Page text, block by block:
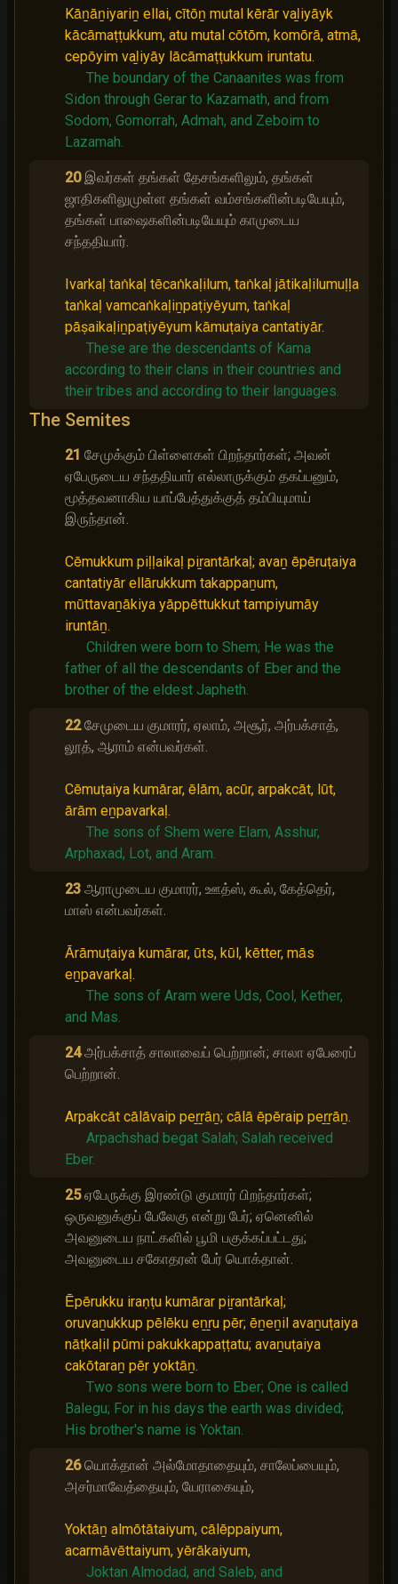
Kāṉāṉiyariṉ ellai, cītōṉ mutal kērār vaḻiyāyk
kācāmaṭṭukkum, atu mutal cōtōm, komōrā, atmā,
cepōyim vaḻiyāy lācāmaṭṭukkum iruntatu.
The boundary of the Canaanites was from
Sidon through Gerar to Kazamath, and from
Sodom, Gomorrah, Admah, and Zeboim to
Lazamah.
20 இவர்கள் தங்கள் தேசங்களிலும், தங்கள்
ஜாதிகளிலுமுள்ள தங்கள் வம்சங்களின்படியேயும்,
தங்கள் பாஷைகளின்படியேயும் காமுடைய
சந்ததியார்.
Ivarkaḷ taṅkaḷ tēcaṅkaḷilum, taṅkaḷ jātikaḷilumuḷḷa
taṅkaḷ vamcaṅkaḷiṉpaṭiyēyum, taṅkaḷ
pāṣaikaḷiṉpaṭiyēyum kāmuṭaiya cantatiyār.
These are the descendants of Kama
according to their clans in their countries and
their tribes and according to their languages.
The Semites
21 சேமுக்கும் பிள்ளைகள் பிறந்தார்கள்; அவன்
ஏபேருடைய சந்ததியார் எல்லாருக்கும் தகப்பனும்,
மூத்தவனாகிய யாப்பேத்துக்குத் தம்பியுமாய்
இருந்தான்.
Cēmukkum piḷḷaikaḷ piṟantārkaḷ; avaṉ ēpēruṭaiya
cantatiyār ellārukkum takappaṉum,
mūttavaṉākiya yāppēttukkut tampiyumāy
iruntāṉ.
Children were born to Shem; He was the
father of all the descendants of Eber and the
brother of the eldest Japheth.
22 சேமுடைய குமாரர், ஏலாம், அசூர், அர்பக்சாத்,
லூத், ஆராம் என்பவர்கள்.
Cēmuṭaiya kumārar, ēlām, acūr, arpakcāt, lūt,
ārām eṉpavarkaḷ.
The sons of Shem were Elam, Asshur,
Arphaxad, Lot, and Aram.
23 ஆராமுடைய குமாரர், ஊத்ஸ், கூல், கேத்தெர்,
மாஸ் என்பவர்கள்.
Ārāmuṭaiya kumārar, ūts, kūl, kētter, mās
eṉpavarkaḷ.
The sons of Aram were Uds, Cool, Kether,
and Mas.
24 அர்பக்சாத் சாலாவைப் பெற்றான்; சாலா ஏபேரைப்
பெற்றான்.
Arpakcāt cālāvaip peṟṟāṉ; cālā ēpēraip peṟṟāṉ.
Arpachshad begat Salah; Salah received
Eber.
25 ஏபேருக்கு இரண்டு குமாரர் பிறந்தார்கள்;
ஒருவனுக்குப் பேலேகு என்று பேர்; ஏனெனில்
அவனுடைய நாட்களில் பூமி பகுக்கப்பட்டது;
அவனுடைய சகோதரன் பேர் யொக்தான்.
Ēpērukku iraṇṭu kumārar piṟantārkaḷ;
oruvaṉukkup pēlēku eṉṟu pēr; ēṉeṉil avaṉuṭaiya
nāṭkaḷil pūmi pakukkappaṭṭatu; avaṉuṭaiya
cakōtaraṉ pēr yoktāṉ.
Two sons were born to Eber; One is called
Balegu; For in his days the earth was divided;
His brother's name is Yoktan.
26 யொக்தான் அல்மோதாதையும், சாலேப்பையும்,
அசர்மாவேத்தையும், யேராகையும்,
Yoktāṉ almōtātaiyum, cālēppaiyum,
acarmāvēttaiyum, yērākaiyum,
Joktan Almodad, and Saleb, and